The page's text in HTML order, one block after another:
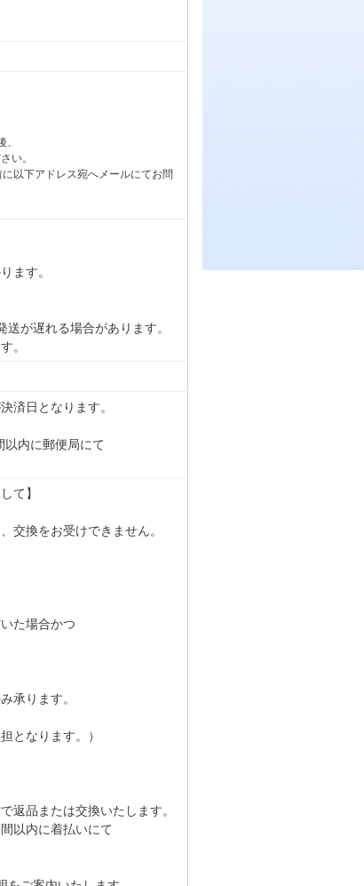
い。
以下アドレス宛へメールにてお問
ます。
が遅れる場合があります。
。
済日となります。
以内に郵便局にて
て】
交換をお受けできません。
た場合かつ
ります。
なります。）
返品または交換いたします。
以内に着払いにて